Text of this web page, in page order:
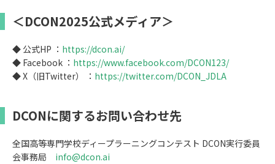
＜DCON2025公式メディア＞
◆ 公式HP ： https://dcon.ai/
◆ Facebook ： https://www.facebook.com/DCON123/
◆ X（旧Twitter） ： https://twitter.com/DCON_JDLA
DCONに関するお問い合わせ先
全国高等専門学校ディープラーニングコンテスト DCON実行委員
会事務局 info@dcon.ai